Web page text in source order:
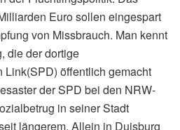
Euro sollen eingespart
von Missbrauch. Man kennt
die der dortige
Link(SPD) öffentlich gemacht
der SPD bei den NRW-
in seiner Stadt
längerem. Allein in Duisburg